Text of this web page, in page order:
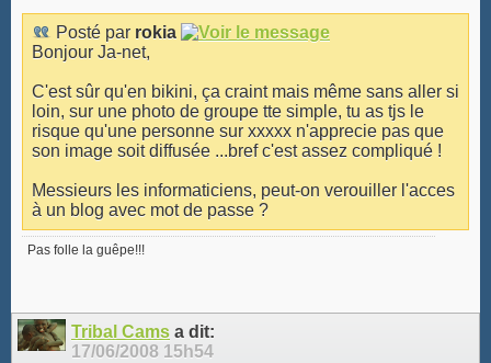
Posté par rokia
Bonjour Ja-net,
C'est sûr qu'en bikini, ça craint mais même sans aller si
loin, sur une photo de groupe tte simple, tu as tjs le
risque qu'une personne sur xxxxx n'apprecie pas que
son image soit diffusée ...bref c'est assez compliqué !
Messieurs les informaticiens, peut-on verouiller l'acces
à un blog avec mot de passe ?
Pas folle la guêpe!!!
Tribal Cams a dit:
17/06/2008 15h54